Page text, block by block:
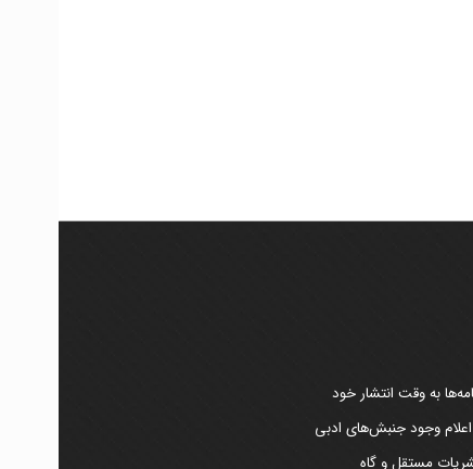
به وقت انتشار خود
وجود جنبش‌های ادبی
مستقل و گاه